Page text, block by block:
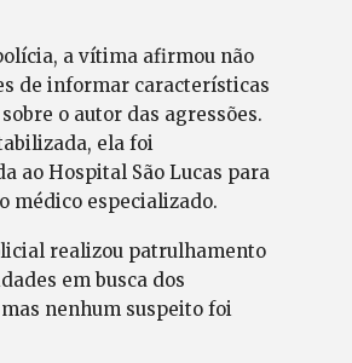
a vítima afirmou não
de informar características
o autor das agressões.
ela foi
ao Hospital São Lucas para
médico especializado.
realizou patrulhamento
em busca dos
nenhum suspeito foi